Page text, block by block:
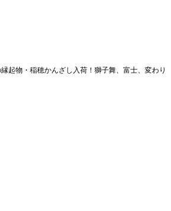
縁起物・稲穂かんざし入荷！獅子舞、富士、変わり